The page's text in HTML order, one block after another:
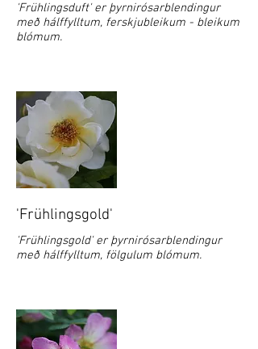
'Frühlingsduft' er þyrnirósarblendingur
með hálffylltum, ferskjubleikum - bleikum
blómum.
'Frühlingsgold'
'Frühlingsgold' er þyrnirósarblendingur
með hálffylltum, fölgulum blómum.